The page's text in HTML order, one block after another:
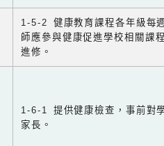
1-5-2 健康教育課程各年級每
師應參與健康促進學校相關課
進修。
1-6-1 提供健康檢查，事前對
家長。